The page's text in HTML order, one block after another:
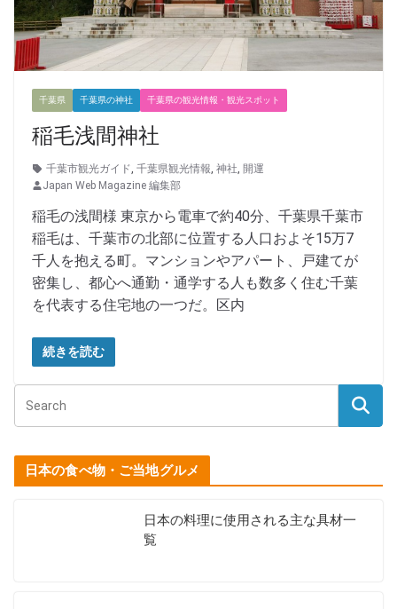
千葉県 千葉県の神社 千葉県の観光情報・観光スポット
稲毛浅間神社
千葉市観光ガイド, 千葉県観光情報, 神社, 開運
Japan Web Magazine 編集部
稲毛の浅間様 東京から電車で約40分、千葉県千葉市
稲毛は、千葉市の北部に位置する人口およそ15万7
千人を抱える町。マンションやアパート、戸建てが
密集し、都心へ通勤・通学する人も数多く住む千葉
を代表する住宅地の一つだ。区内
続きを読む
日本の食べ物・ご当地グルメ
日本の料理に使用される主な具材一
覧